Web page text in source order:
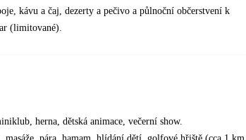
kávu a čaj, dezerty a pečivo a půlnoční občerstvení k
(limitované).
herna, dětská animace, večerní show.